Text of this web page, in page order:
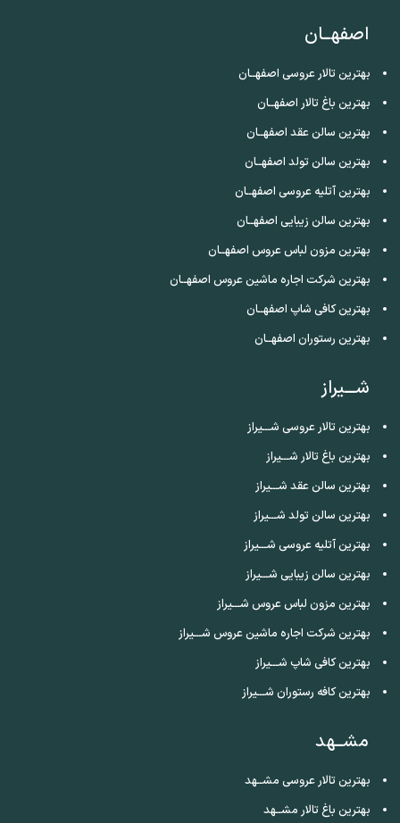
اصفهــان
بهترین تالار عروسی اصفهــان
بهترین باغ تالار اصفهــان
بهترین سالن عقد اصفهــان
بهترین سالن تولد اصفهــان
بهترین آتلیه عروسی اصفهــان
بهترین سالن زیبایی اصفهــان
بهترین مزون لباس عروس اصفهــان
بهترین شرکت اجاره ماشین عروس اصفهــان
بهترین کافی شاپ اصفهــان
بهترین رستوران اصفهــان
شـــیراز
بهترین تالار عروسی شـــیراز
بهترین باغ تالار شـــیراز
بهترین سالن عقد شـــیراز
بهترین سالن تولد شـــیراز
بهترین آتلیه عروسی شـــیراز
بهترین سالن زیبایی شـــیراز
بهترین مزون لباس عروس شـــیراز
بهترین شرکت اجاره ماشین عروس شـــیراز
بهترین کافی شاپ شـــیراز
بهترین کافه رستوران شـــیراز
مشــهد
بهترین تالار عروسی مشــهد
بهترین باغ تالار مشــهد